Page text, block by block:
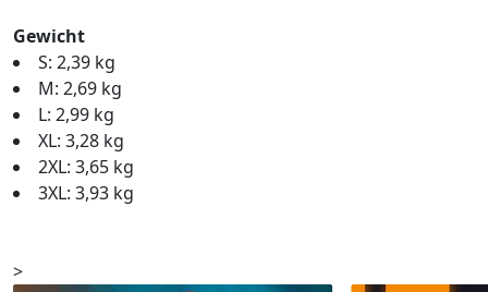
Gewicht
S: 2,39 kg
M: 2,69 kg
L: 2,99 kg
XL: 3,28 kg
2XL: 3,65 kg
3XL: 3,93 kg
>